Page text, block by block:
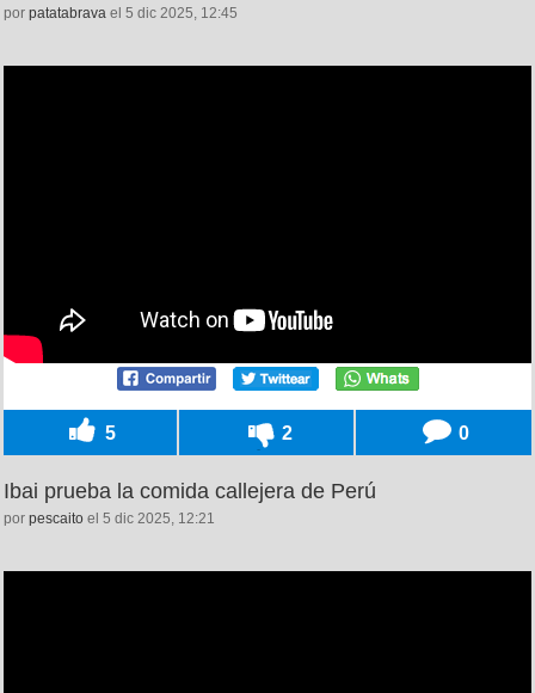
por patatabrava el 5 dic 2025, 12:45
5 2 0
Ibai prueba la comida callejera de Perú
por pescaito el 5 dic 2025, 12:21